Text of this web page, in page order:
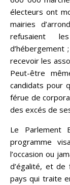
électeurs ont
mairies
refusaient
d’hébergement
recevoir les
Peut-être
candidats pour
férue de
des excés de
Le Parlement
programme
l’occasion ou
d’égalité, et
pays qui traite